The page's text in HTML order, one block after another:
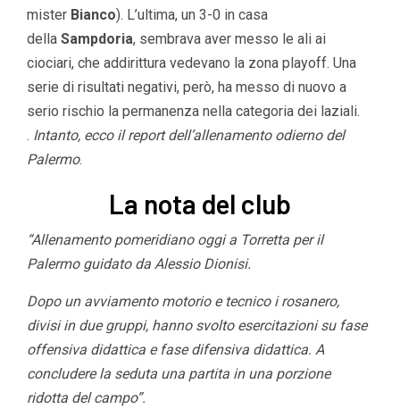
mister Bianco). L’ultima, un 3-0 in casa
della Sampdoria, sembrava aver messo le ali ai
ciociari, che addirittura vedevano la zona playoff. Una
serie di risultati negativi, però, ha messo di nuovo a
serio rischio la permanenza nella categoria dei laziali.
. Intanto, ecco il report dell’allenamento odierno del
Palermo.
La nota del club
“Allenamento pomeridiano oggi a Torretta per il
Palermo guidato da Alessio Dionisi.
Dopo un avviamento motorio e tecnico i rosanero,
divisi in due gruppi, hanno svolto esercitazioni su fase
offensiva didattica e fase difensiva didattica. A
concludere la seduta una partita in una porzione
ridotta del campo”.